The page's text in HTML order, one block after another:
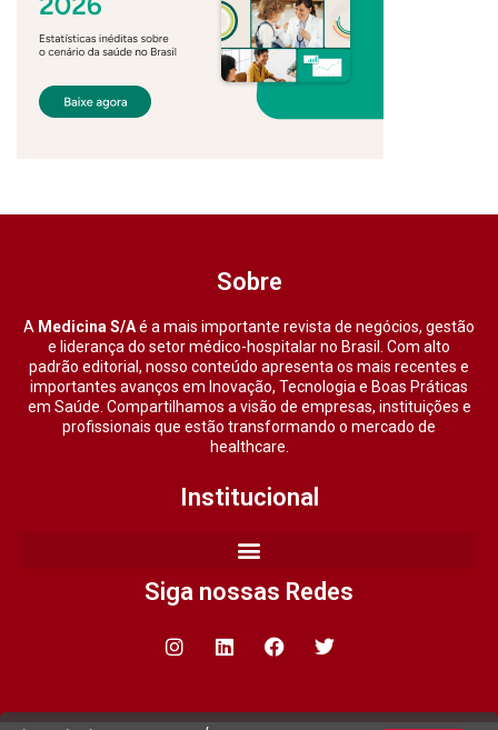
Sobre
A Medicina S/Aé a mais importante revista de negócios, gestão
e liderança do setor médico-hospitalar no Brasil. Com alto
padrão editorial, nosso conteúdo apresenta os mais recentes e
importantes avanços em Inovação, Tecnologia e Boas Práticas
em Saúde. Compartilhamos a visão de empresas, instituições e
profissionais que estão transformando o mercado de
healthcare.
Institucional
Siga nossas Redes